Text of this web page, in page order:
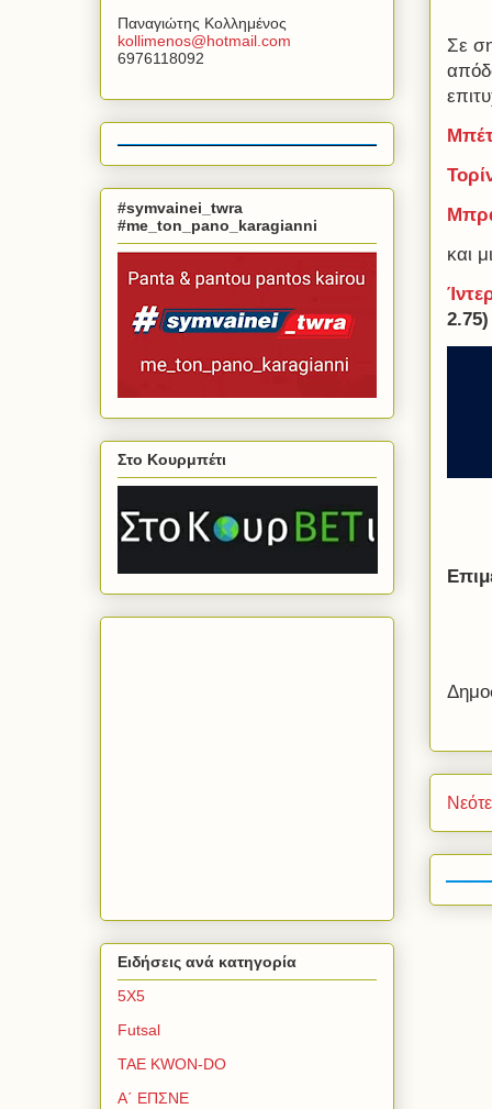
Σε
και
Παναγιώτης Κολλημένος
kollimenos@hotmail com
6976118092
#symvainei_twra
#me_ton_pano_karagianni
Στο Κουρμπέτι
Ειδήσεις ανά κατηγορία
5Χ5
Futsal
TAE KWON-DO
Α΄ ΕΠΣΝΕ